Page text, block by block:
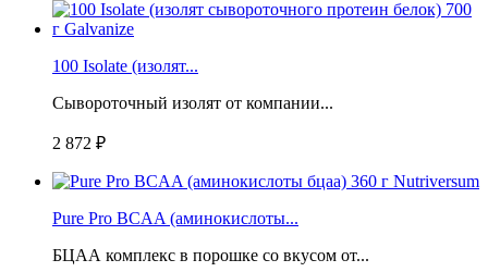
100 Isolate (изолят...
Сывороточный изолят от компании...
2 872 ₽
Pure Pro BCAA (аминокислоты...
БЦАА комплекс в порошке со вкусом от...